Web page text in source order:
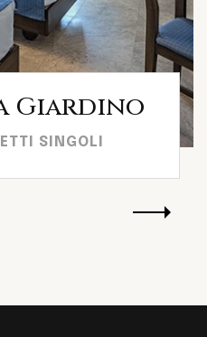
Giardino
SINGOLI